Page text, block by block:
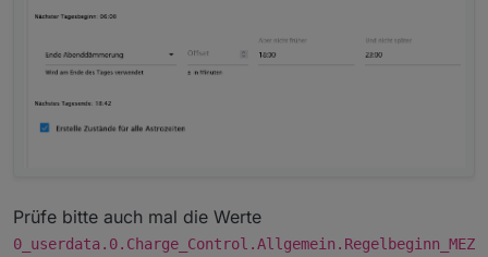
Prüfe bitte auch mal die Werte
0_userdata.0.Charge_Control.Allgemein.Regelbeginn_MEZ